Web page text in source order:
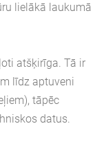
lielākā laukumā
atšķirīga. Tā ir
līdz aptuveni
tāpēc
datus.